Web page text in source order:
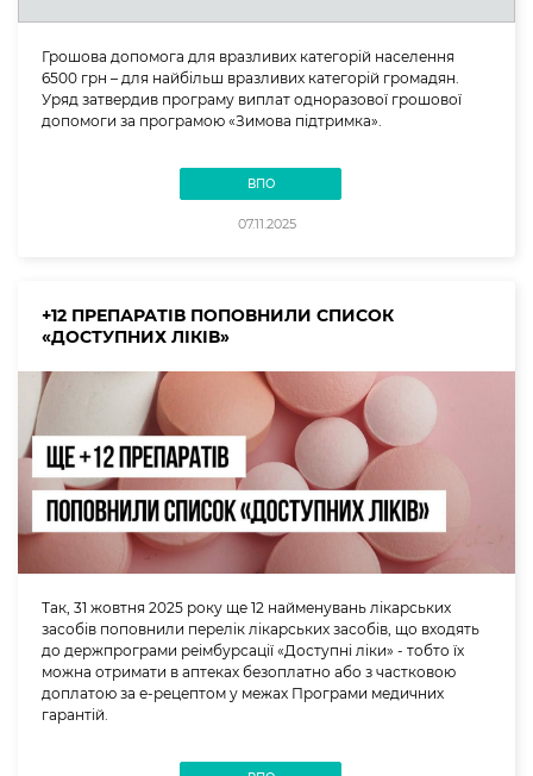
Грошова допомога для вразливих категорій населення
6500 грн – для найбільш вразливих категорій громадян.
Уряд затвердив програму виплат одноразової грошової
допомоги за програмою «Зимова підтримка».
ВПО
07.11.2025
+12 ПРЕПАРАТІВ ПОПОВНИЛИ СПИСОК
«ДОСТУПНИХ ЛІКІВ»
Так, 31 жовтня 2025 року ще 12 найменувань лікарських
засобів поповнили перелік лікарських засобів, що входять
до держпрограми реімбурсації «Доступні ліки» - тобто їх
можна отримати в аптеках безоплатно або з частковою
доплатою за е-рецептом у межах Програми медичних
гарантій.